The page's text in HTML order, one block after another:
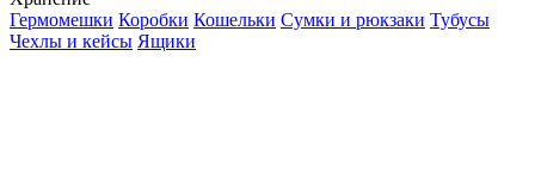
Гермомешки Коробки Кошельки Сумки и рюкзаки Тубусы
Чехлы и кейсы Ящики